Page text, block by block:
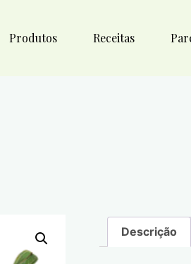
Produtos Receitas
Descrição